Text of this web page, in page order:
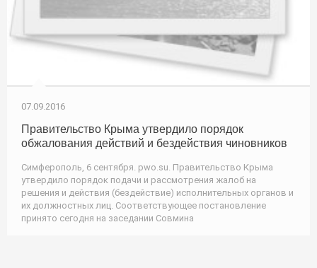
07.09.2016
Правительство Крыма утвердило порядок
обжалования действий и бездействия чиновников
Симферополь, 6 сентября. pwo.su. Правительство Крыма
утвердило порядок подачи и рассмотрения жалоб на
решения и действия (бездействие) исполнительных органов и
их должностных лиц. Соответствующее постановление
принято сегодня на заседании Совмина